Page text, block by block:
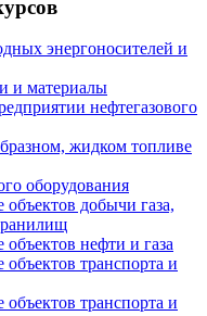
энергоносителей и
и материалы
нефтегазового
жидком топливе
оборудования
добычи газа,
нефти и газа
транспорта и
транспорта и